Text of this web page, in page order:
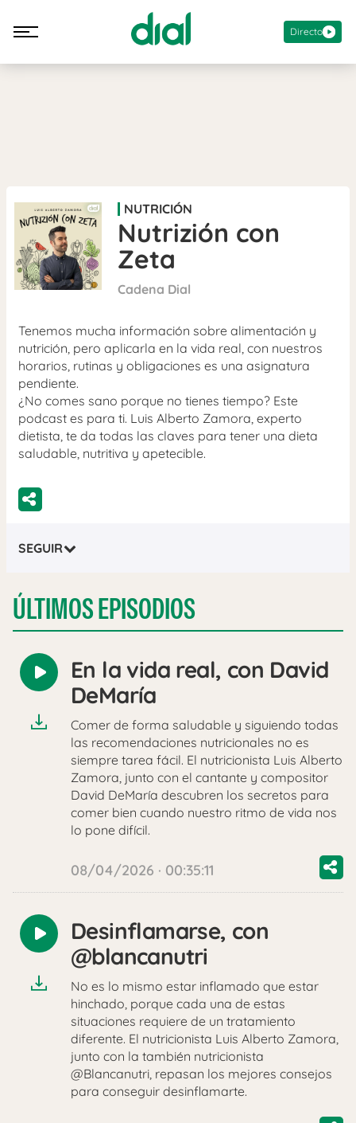
Directo
NUTRICIÓN
Nutrizión con
Zeta
Cadena Dial
Tenemos mucha información sobre alimentación y
nutrición, pero aplicarla en la vida real, con nuestros
horarios, rutinas y obligaciones es una asignatura
pendiente.
¿No comes sano porque no tienes tiempo? Este
podcast es para ti. Luis Alberto Zamora, experto
dietista, te da todas las claves para tener una dieta
saludable, nutritiva y apetecible.
SEGUIR
ÚLTIMOS EPISODIOS
Reproducir
audio
En la vida real, con David
DeMaría
Comer de forma saludable y siguiendo todas
las recomendaciones nutricionales no es
siempre tarea fácil. El nutricionista Luis Alberto
Zamora, junto con el cantante y compositor
David DeMaría descubren los secretos para
comer bien cuando nuestro ritmo de vida nos
lo pone difícil.
08/04/2026 · 00:35:11
Reproducir
audio
Desinflamarse, con
@blancanutri
No es lo mismo estar inflamado que estar
hinchado, porque cada una de estas
situaciones requiere de un tratamiento
diferente. El nutricionista Luis Alberto Zamora,
junto con la también nutricionista
@Blancanutri, repasan los mejores consejos
para conseguir desinflamarte.